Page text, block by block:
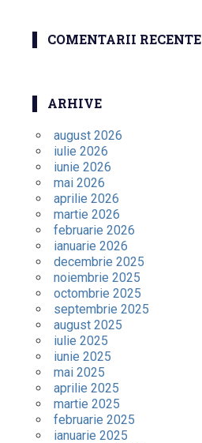
COMENTARII RECENTE
ARHIVE
august 2026
iulie 2026
iunie 2026
mai 2026
aprilie 2026
martie 2026
februarie 2026
ianuarie 2026
decembrie 2025
noiembrie 2025
octombrie 2025
septembrie 2025
august 2025
iulie 2025
iunie 2025
mai 2025
aprilie 2025
martie 2025
februarie 2025
ianuarie 2025